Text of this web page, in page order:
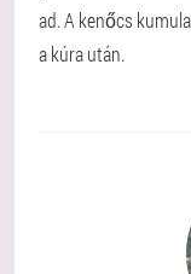
ad. A kenőcs
a kúra után.